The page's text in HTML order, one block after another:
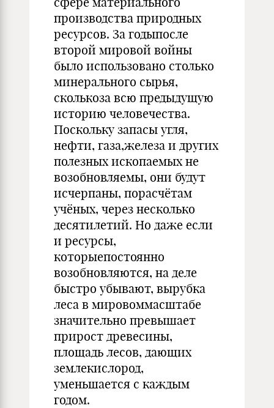
производства природных
ресурсов. За годыпосле
второй мировой войны
было использовано столько
минерального сырья,
сколькоза всю предыдущую
историю человечества.
Поскольку запасы угля,
нефти, газа,железа и других
полезных ископаемых не
возобновляемы, они будут
исчерпаны, порасчётам
учёных, через несколько
десятилетий. Но даже если
и ресурсы,
которыепостоянно
возобновляются, на деле
быстро убывают, вырубка
леса в мировоммасштабе
значительно превышает
прирост древесины,
площадь лесов, дающих
землекислород,
уменьшается с каждым
годом.